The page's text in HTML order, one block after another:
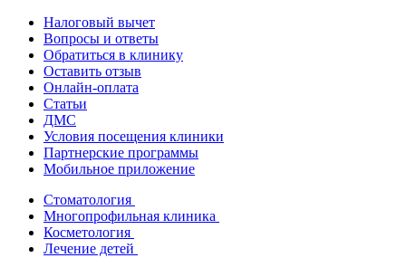
Налоговый вычет
Вопросы и ответы
Обратиться в клинику
Оставить отзыв
Онлайн-оплата
Статьи
ДМС
Условия посещения клиники
Партнерские программы
Мобильное приложение
Стоматология
Многопрофильная клиника
Косметология
Лечение детей